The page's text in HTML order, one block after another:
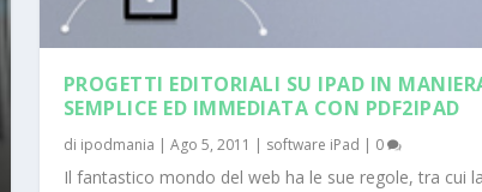
PROGETTI EDITORIALI SU IPAD IN
SEMPLICE ED IMMEDIATA CON PDF2IPAD
di ipodmania | Ago 5, 2011 | software iPad | 0
Il fantastico mondo del web ha le sue regole, tra cui